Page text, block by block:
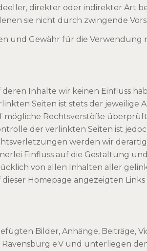
direkter oder indirekter Art
sie nicht durch zwingende
und Gewähr für die
Inhalte wir keinen Einfluss
Seiten ist stets der jeweilige
Rechtsverstöße
der verlinkten Seiten ist
werden wir
Einfluss auf die Gestaltung
von allen Inhalten aller
Homepage angezeigten
Bilder, Anhänge, Beiträge,
e.V und unterliegen